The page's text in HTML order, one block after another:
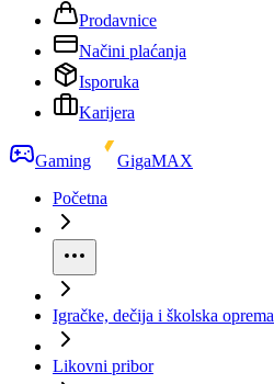
Prodavnice
Načini plaćanja
Isporuka
Karijera
Gaming
GigaMAX
Početna
Igračke, dečija i školska oprema
Likovni pribor